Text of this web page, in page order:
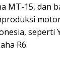
MT-15, dan
seperti
R6.